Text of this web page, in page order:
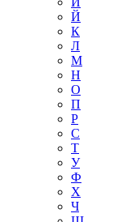
Й
К
Л
М
Н
О
П
Р
С
Т
У
Ф
Х
Ч